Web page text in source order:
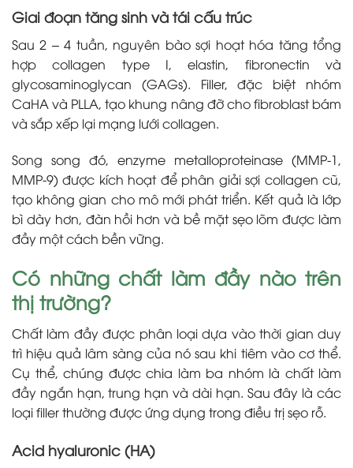
Giai đoạn tăng sinh và tái cấu trúc
Sau 2 – 4 tuần, nguyên bào sợi hoạt hóa tăng tổng
hợp collagen type I, elastin, fibronectin và
glycosaminoglycan (GAGs). Filler, đặc biệt nhóm
CaHA và PLLA, tạo khung nâng đỡ cho fibroblast bám
và sắp xếp lại mạng lưới collagen.
Song song đó, enzyme metalloproteinase (MMP-1,
MMP-9) được kích hoạt để phân giải sợi collagen cũ,
tạo không gian cho mô mới phát triển. Kết quả là lớp
bì dày hơn, đàn hồi hơn và bề mặt sẹo lõm được làm
đầy một cách bền vững.
Có những chất làm đầy nào trên
thị trường?
Chất làm đầy được phân loại dựa vào thời gian duy
trì hiệu quả lâm sàng của nó sau khi tiêm vào cơ thể.
Cụ thể, chúng được chia làm ba nhóm là chất làm
đầy ngắn hạn, trung hạn và dài hạn. Sau đây là các
loại filler thường được ứng dụng trong điều trị sẹo rỗ.
Acid hyaluronic (HA)